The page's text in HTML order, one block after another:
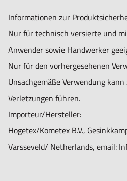
Informationen zur
Nur für technisch versierte und
Anwender sowie Handwerker
Nur für den vorhergesehenen
Unsachgemäße Verwendung
Verletzungen führen.
Importeur/Hersteller:
Hogetex/Kometex B.V.,
Varsseveld/ Netherlands, email: